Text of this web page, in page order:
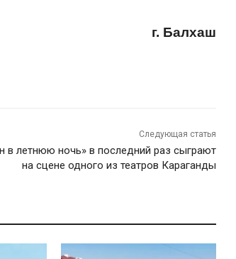
г. Балхаш
Следующая статья
в летнюю ночь» в последний раз сыграют
на сцене одного из театров Караганды